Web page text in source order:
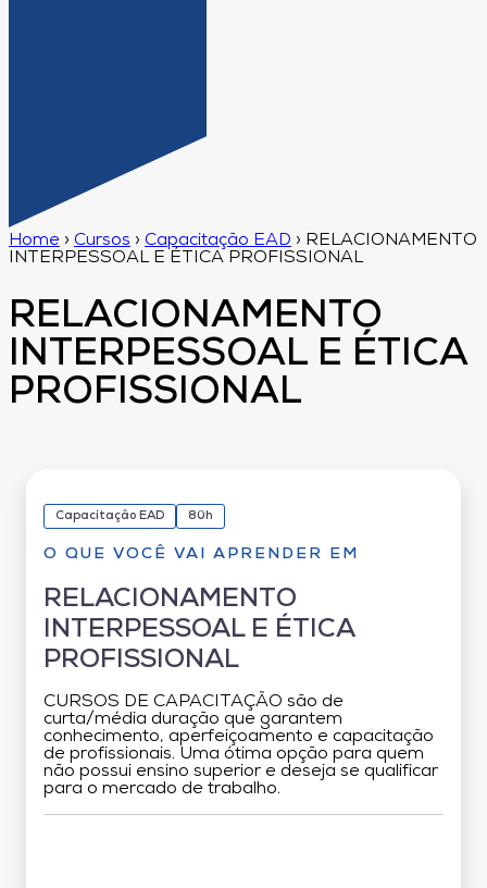
Home › Cursos › Capacitação EAD › RELACIONAMENTO
INTERPESSOAL E ÉTICA PROFISSIONAL
RELACIONAMENTO
INTERPESSOAL E ÉTICA
PROFISSIONAL
Capacitação EAD 80h
O QUE VOCÊ VAI APRENDER EM
RELACIONAMENTO
INTERPESSOAL E ÉTICA
PROFISSIONAL
CURSOS DE CAPACITAÇÃO são de
curta/média duração que garantem
conhecimento, aperfeiçoamento e capacitação
de profissionais. Uma ótima opção para quem
não possui ensino superior e deseja se qualificar
para o mercado de trabalho.